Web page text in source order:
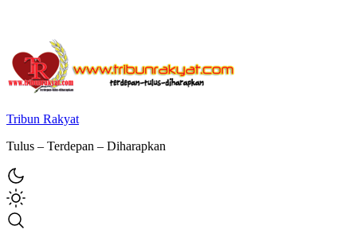
Tribun Rakyat
Tulus – Terdepan – Diharapkan